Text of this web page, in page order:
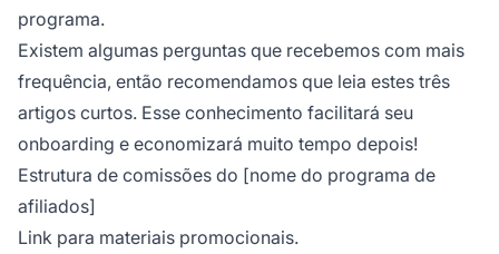
programa.
Existem algumas perguntas que recebemos com mais
frequência, então recomendamos que leia estes três
artigos curtos. Esse conhecimento facilitará seu
onboarding e economizará muito tempo depois!
Estrutura de comissões do [nome do programa de
afiliados]
Link para materiais promocionais.